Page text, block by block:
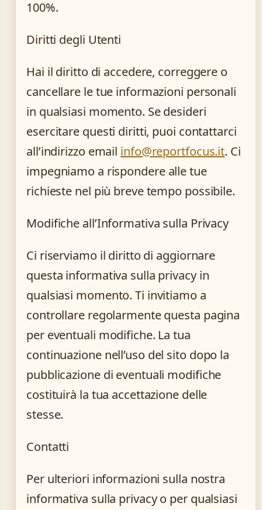
100%.
Diritti degli Utenti
Hai il diritto di accedere, correggere o
cancellare le tue informazioni personali
in qualsiasi momento. Se desideri
esercitare questi diritti, puoi contattarci
all’indirizzo email info@reportfocus.it. Ci
impegniamo a rispondere alle tue
richieste nel più breve tempo possibile.
Modifiche all’Informativa sulla Privacy
Ci riserviamo il diritto di aggiornare
questa informativa sulla privacy in
qualsiasi momento. Ti invitiamo a
controllare regolarmente questa pagina
per eventuali modifiche. La tua
continuazione nell’uso del sito dopo la
pubblicazione di eventuali modifiche
costituirà la tua accettazione delle
stesse.
Contatti
Per ulteriori informazioni sulla nostra
informativa sulla privacy o per qualsiasi